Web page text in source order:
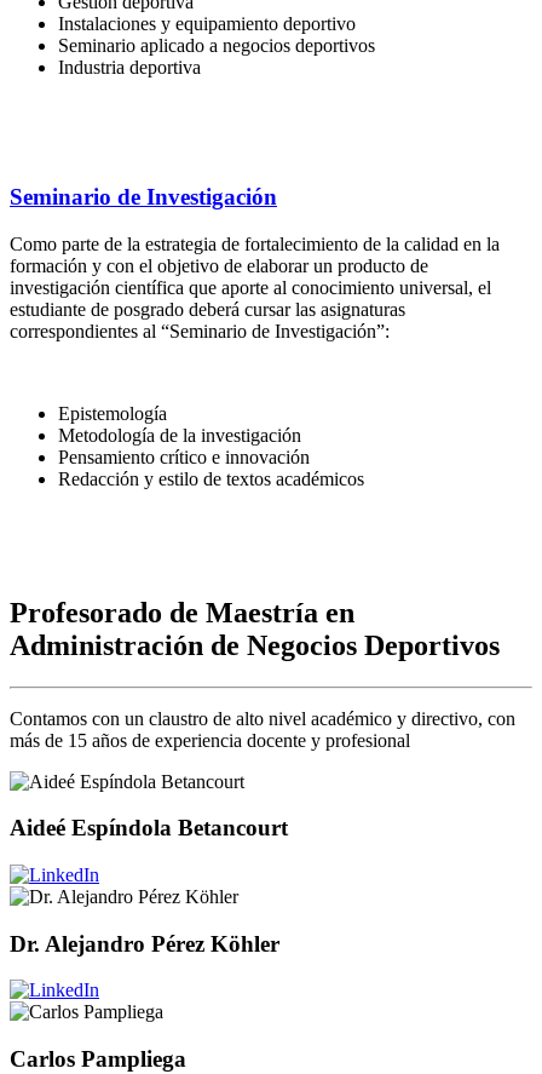
Instalaciones y equipamiento deportivo
Seminario aplicado a negocios deportivos
Industria deportiva
Seminario de Investigación
Como parte de la estrategia de fortalecimiento de la calidad en la
formación y con el objetivo de elaborar un producto de
investigación científica que aporte al conocimiento universal, el
estudiante de posgrado deberá cursar las asignaturas
correspondientes al “Seminario de Investigación”:
Epistemología
Metodología de la investigación
Pensamiento crítico e innovación
Redacción y estilo de textos académicos
Profesorado de Maestría en
Administración de Negocios Deportivos
Contamos con un claustro de alto nivel académico y directivo, con
más de 15 años de experiencia docente y profesional
Aideé Espíndola Betancourt
Dr. Alejandro Pérez Köhler
Carlos Pampliega